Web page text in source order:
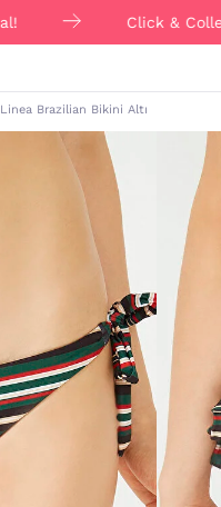
Click & Collect ile
Linea Brazilian Bikini Altı